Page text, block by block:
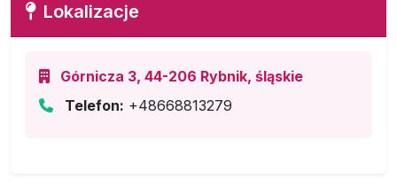
Lokalizacje
Górnicza 3, 44-206 Rybnik, śląskie
Telefon: +48668813279